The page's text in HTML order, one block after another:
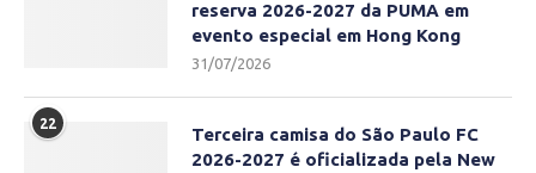
reserva 2026-2027 da PUMA em
evento especial em Hong Kong
31/07/2026
22
Terceira camisa do São Paulo FC
2026-2027 é oficializada pela New